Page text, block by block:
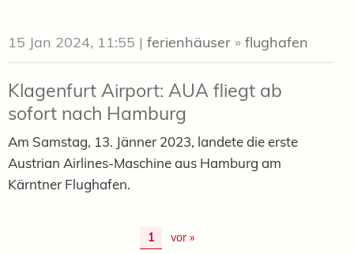
15 Jan 2024, 11:55 | ferienhäuser » flughafen
Klagenfurt Airport: AUA fliegt ab
sofort nach Hamburg
Am Samstag, 13. Jänner 2023, landete die erste
Austrian Airlines-Maschine aus Hamburg am
Kärntner Flughafen.
1 vor »